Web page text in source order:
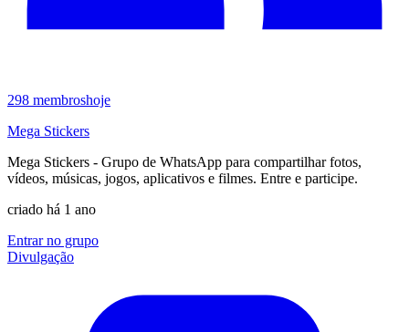
298 membroshoje
Mega Stickers
Mega Stickers - Grupo de WhatsApp para compartilhar fotos,
vídeos, músicas, jogos, aplicativos e filmes. Entre e participe.
criado há 1 ano
Entrar no grupo
Divulgação